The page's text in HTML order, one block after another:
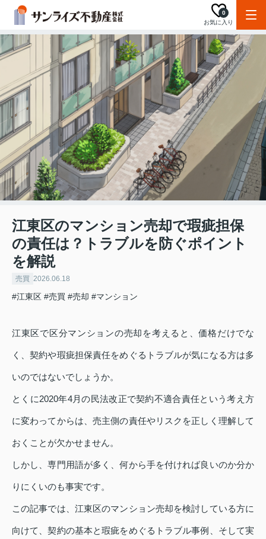
お気に入り
0
江東区のマンション売却で瑕疵担保
の責任は？トラブルを防ぐポイント
を解説
売買 2026.06.18
#江東区 #売買 #売却 #マンション
江東区で区分マンションの売却を考えると、価格だけでな
く、契約や瑕疵担保責任をめぐるトラブルが気になる方は多
いのではないでしょうか。
とくに2020年4月の民法改正で契約不適合責任という考え方
に変わってからは、売主側の責任やリスクを正しく理解して
おくことが欠かせません。
しかし、専門用語が多く、何から手を付ければ良いのか分か
りにくいのも事実です。
この記事では、江東区のマンション売却を検討している方に
向けて、契約の基本と瑕疵をめぐるトラブル事例、そして実